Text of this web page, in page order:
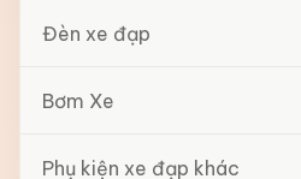
Đèn xe đạp
Bơm Xe
Phụ kiện xe đạp khác